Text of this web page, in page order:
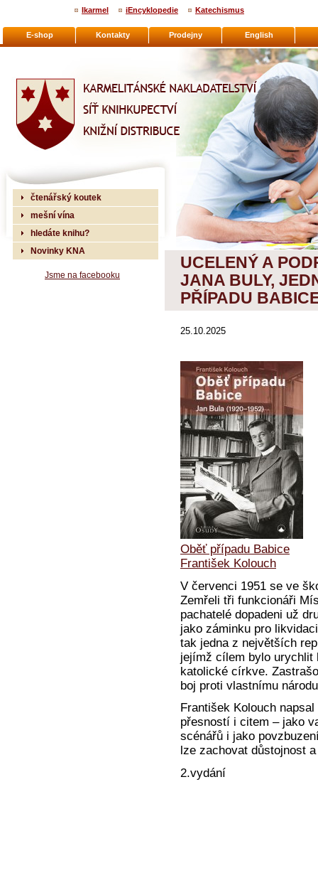
UCELENÝ A
JANA BULY,
PŘÍPADU
25.10.2025
Oběť případu Babice
František Kolouch
V červenci 1951 se ve
Zemřeli tři funkcionáři
pachatelé dopadeni už
jako záminku pro
tak jedna z největších
jejímž cílem bylo
katolické církve.
boj proti vlastnímu
František Kolouch
přesností i citem – jako
scénářů i jako
lze zachovat důstojnost
2.vydání
čtenářský koutek
mešní vína
hledáte knihu?
Novinky KNA
Jsme na facebooku
E-shop Kontakty Prodejny English
Ikarmel iEncyklopedie Katechismus